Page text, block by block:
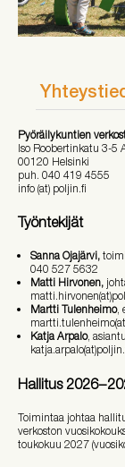
Pyöräilykuntien
Iso Roobertinkatu 3-5
00120 Helsinki
puh. 040 419 4555
info (at) poljin.fi
Työntekijät
Sanna Ojajärvi,
040 527 5632
Matti Hirvonen,
Martti Tulenheimo,
Katja Arpalo,
Hallitus 2026−
Toimintaa johtaa
verkoston
toukokuu 2027